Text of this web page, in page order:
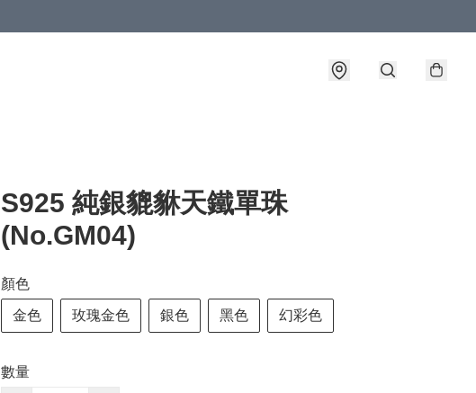
S925 純銀貔貅天鐵單珠
(No.GM04)
顏色
金色 玫瑰金色 銀色 黑色 幻彩色
數量